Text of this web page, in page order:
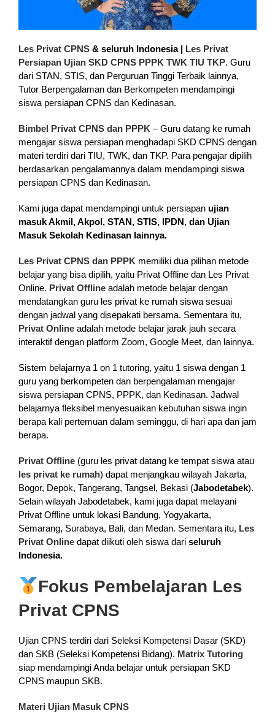
Les Privat CPNS & seluruh Indonesia | Les Privat
Persiapan Ujian SKD CPNS PPPK TWK TIU TKP. Guru
dari STAN, STIS, dan Perguruan Tinggi Terbaik lainnya,
Tutor Berpengalaman dan Berkompeten mendampingi
siswa persiapan CPNS dan Kedinasan.
Bimbel Privat CPNS dan PPPK – Guru datang ke rumah
mengajar siswa persiapan menghadapi SKD CPNS dengan
materi terdiri dari TIU, TWK, dan TKP. Para pengajar dipilih
berdasarkan pengalamannya dalam mendampingi siswa
persiapan CPNS dan Kedinasan.
Kami juga dapat mendampingi untuk persiapanujian
masuk Akmil, Akpol, STAN, STIS, IPDN, dan Ujian
Masuk Sekolah Kedinasan lainnya.
Les Privat CPNS dan PPPK memiliki dua pilihan metode
belajar yang bisa dipilih, yaitu Privat Offline dan Les Privat
Online. Privat Offline adalah metode belajar dengan
mendatangkan guru les privat ke rumah siswa sesuai
dengan jadwal yang disepakati bersama. Sementara itu,
Privat Onlineadalah metode belajar jarak jauh secara
interaktif dengan platform Zoom, Google Meet, dan lainnya.
Sistem belajarnya 1 on 1 tutoring, yaitu 1 siswa dengan 1
guru yang berkompeten dan berpengalaman mengajar
siswa persiapan CPNS, PPPK, dan Kedinasan. Jadwal
belajarnya fleksibel menyesuaikan kebutuhan siswa ingin
berapa kali pertemuan dalam seminggu, di hari apa dan jam
berapa.
Privat Offline(guru les privat datang ke tempat siswa atau
les privat ke rumah) dapat menjangkau wilayah Jakarta,
Bogor, Depok, Tangerang, Tangsel, Bekasi (Jabodetabek).
Selain wilayah Jabodetabek, kami juga dapat melayani
Privat Offline untuk lokasi Bandung, Yogyakarta,
Semarang, Surabaya, Bali, dan Medan. Sementara itu, Les
Privat Onlinedapat diikuti oleh siswa dari seluruh
Indonesia.
Fokus Pembelajaran Les
Privat CPNS
Ujian CPNS terdiri dari Seleksi Kompetensi Dasar (SKD)
dan SKB (Seleksi Kompetensi Bidang). Matrix Tutoring
siap mendampingi Anda belajar untuk persiapan SKD
CPNS maupun SKB.
Materi Ujian Masuk CPNS